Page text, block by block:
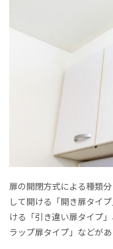
扉の開閉方式による種類
して開ける「開き扉タイ
ける「引き違い扉タイプ
ラップ扉タイプ」などがあ